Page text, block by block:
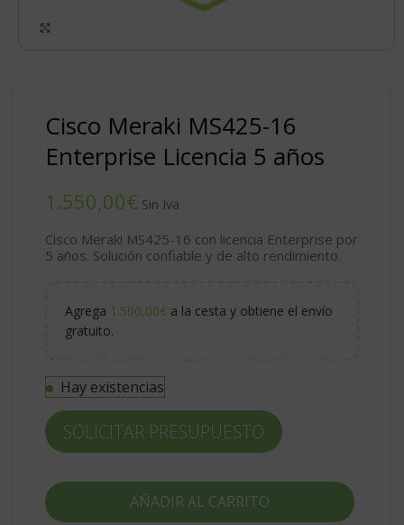
Cisco Meraki MS425-16
Enterprise Licencia 5 años
€
Cisco Meraki MS425-16 con licencia Enterprise por
5 años. Solución confiable y de alto rendimiento.
Agrega 1.500,00€ a la cesta y obtiene el envío
gratuito.
Hay existencias
AÑADIR AL CARRITO
SOLICITAR PRESUPUESTO